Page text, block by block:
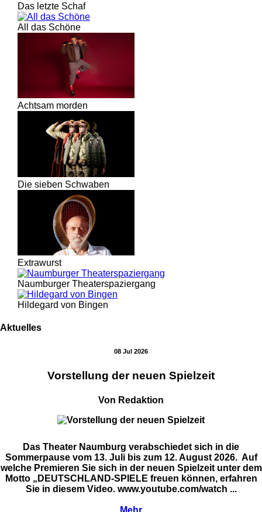
Das letzte Schaf
All das Schöne
Achtsam morden
Die sieben Schwaben
Extrawurst
Naumburger Theaterspaziergang
Hildegard von Bingen
Aktuelles
08 Jul 2026
Vorstellung der neuen Spielzeit
Von Redaktion
Das Theater Naumburg verabschiedet sich in die
Sommerpause vom 13. Juli bis zum 12. August 2026. Auf
welche Premieren Sie sich in der neuen Spielzeit unter dem
Motto „DEUTSCHLAND-SPIELE freuen können, erfahren
Sie in diesem Video. www.youtube.com/watch ...
Mehr